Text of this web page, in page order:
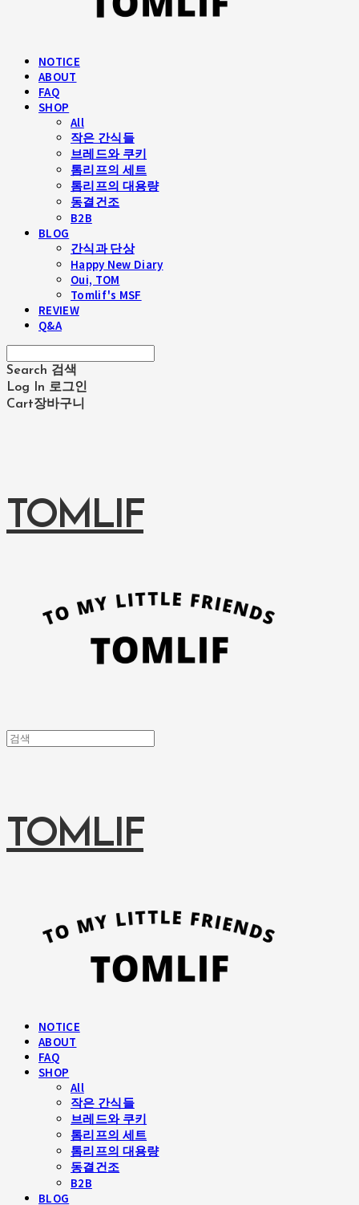
NOTICE
ABOUT
FAQ
SHOP
All
작은 간식들
브레드와 쿠키
톰리프의 세트
톰리프의 대용량
동결건조
B2B
BLOG
간식과 단상
Happy New Diary
Oui, TOM
Tomlif's MSF
REVIEW
Q&A
Search 검색
Log In 로그인
Cart장바구니
TOMLIF
TOMLIF
NOTICE
ABOUT
FAQ
SHOP
All
작은 간식들
브레드와 쿠키
톰리프의 세트
톰리프의 대용량
동결건조
B2B
BLOG